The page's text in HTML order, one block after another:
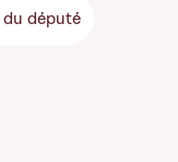
du député
aux activités du
Mail kontaktieren